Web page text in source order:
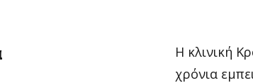
Η κλινική
χρόνια